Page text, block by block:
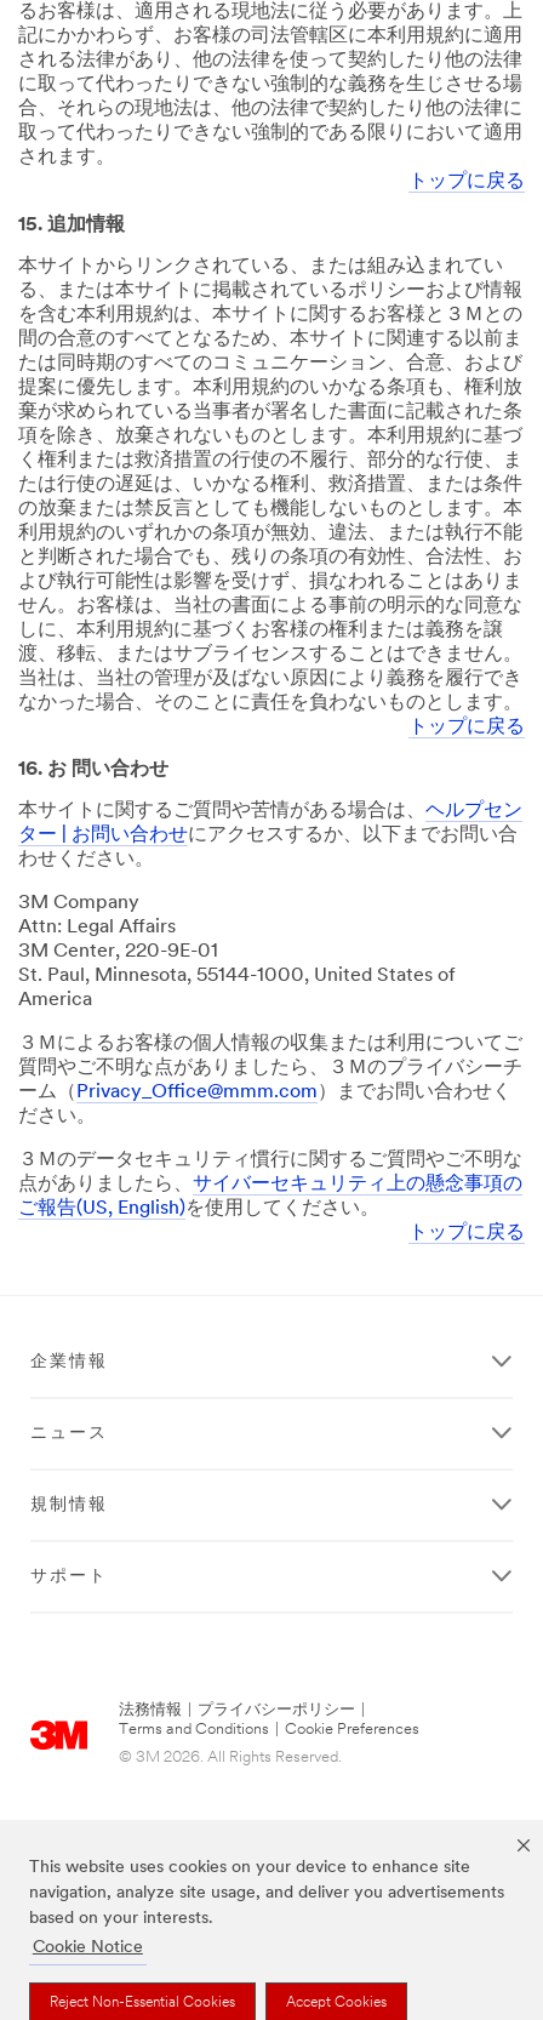
This website uses cookies on your device to enhance site
navigation, analyze site usage, and deliver you advertisements
based on your interests.
Cookie Notice
Reject Non-Essential Cookies Accept Cookies
るお客様は、適用される現地法に従う必要があります。上
記にかかわらず、お客様の司法管轄区に本利用規約に適用
される法律があり、他の法律を使って契約したり他の法律
に取って代わったりできない強制的な義務を生じさせる場
合、それらの現地法は、他の法律で契約したり他の法律に
取って代わったりできない強制的である限りにおいて適用
されます。
トップに戻る
15. 追加情報
本サイトからリンクされている、または組み込まれてい
る、または本サイトに掲載されているポリシーおよび情報
を含む本利用規約は、本サイトに関するお客様と３Ｍとの
間の合意のすべてとなるため、本サイトに関連する以前ま
たは同時期のすべてのコミュニケーション、合意、および
提案に優先します。本利用規約のいかなる条項も、権利放
棄が求められている当事者が署名した書面に記載された条
項を除き、放棄されないものとします。本利用規約に基づ
く権利または救済措置の行使の不履行、部分的な行使、ま
たは行使の遅延は、いかなる権利、救済措置、または条件
の放棄または禁反言としても機能しないものとします。本
利用規約のいずれかの条項が無効、違法、または執行不能
と判断された場合でも、残りの条項の有効性、合法性、お
よび執行可能性は影響を受けず、損なわれることはありま
せん。お客様は、当社の書面による事前の明示的な同意な
しに、本利用規約に基づくお客様の権利または義務を譲
渡、移転、またはサブライセンスすることはできません。
当社は、当社の管理が及ばない原因により義務を履行でき
なかった場合、そのことに責任を負わないものとします。
トップに戻る
16. お 問い合わせ
本サイトに関するご質問や苦情がある場合は、 ヘルプセン
ター | お問い合わせにアクセスするか、以下までお問い合
わせください。
3M Company
Attn: Legal Affairs
3M Center, 220-9E-01
St. Paul, Minnesota, 55144-1000, United States of
America
３Ｍによるお客様の個人情報の収集または利用についてご
質問やご不明な点がありましたら、３Ｍのプライバシーチ
ーム（ Privacy_Office@mmm.com ）までお問い合わせく
ださい。
３Ｍのデータセキュリティ慣行に関するご質問やご不明な
点がありましたら、 サイバーセキュリティ上の懸念事項の
ご報告(US, English)を使用してください。
トップに戻る
企業情報
ニュース
規制情報
サポート
法務情報 プライバシーポリシー
Terms and Conditions
Cookie Preferences
© 3M 2026. All Rights Reserved.
当サイト上に掲載されているブランドは3M社の商標です。